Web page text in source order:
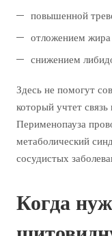
повышенной
отложением жира
снижением
Здесь не помогут
который учтет
Перименопауза
метаболический
сосудистых
Когда